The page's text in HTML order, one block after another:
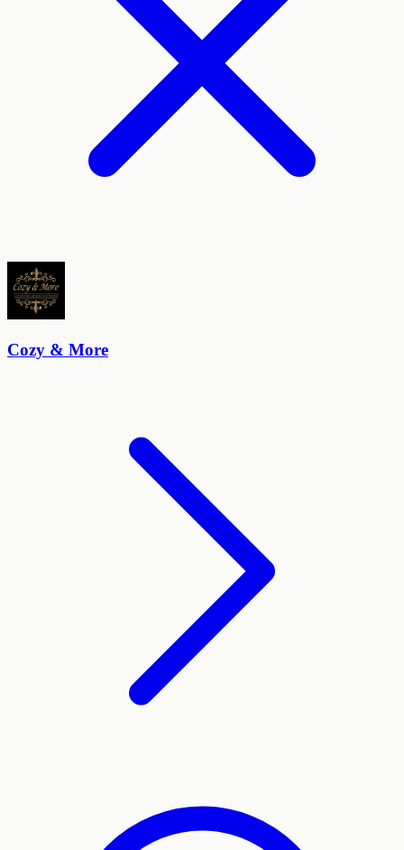
Cozy & More